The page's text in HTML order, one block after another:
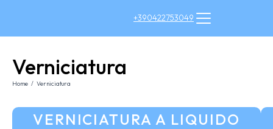
+390422753049
Verniciatura
Tu sei qui:
Home Verniciatura
VERNICIATURA A LIQUIDO